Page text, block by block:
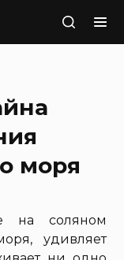
Поиск
моря
на соляном
удивляет